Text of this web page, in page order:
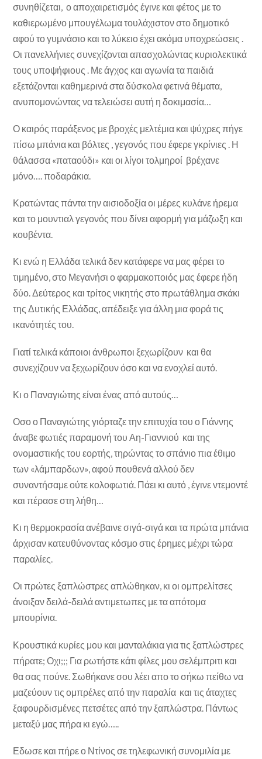
συνηθίζεται, ο αποχαιρετισμός έγινε και φέτος με το
καθιερωμένο μπουγέλωμα τουλάχιστον στο δημοτικό
αφού το γυμνάσιο και το λύκειο έχει ακόμα υποχρεώσεις .
Οι πανελλήνιες συνεχίζονται απασχολώντας κυριολεκτικά
τους υποψήφιους . Με άγχος και αγωνία τα παιδιά
εξετάζονται καθημερινά στα δύσκολα φετινά θέματα,
ανυπομονώντας να τελειώσει αυτή η δοκιμασία…
Ο καιρός παράξενος με βροχές μελτέμια και ψύχρες πήγε
πίσω μπάνια και βόλτες , γεγονός που έφερε γκρίνιες . Η
θάλασσα «παταούδι» και οι λίγοι τολμηροί βρέχανε
μόνο…. ποδαράκια.
Κρατώντας πάντα την αισιοδοξία οι μέρες κυλάνε ήρεμα
και το μουντιαλ γεγονός που δίνει αφορμή για μάζωξη και
κουβέντα.
Κι ενώ η Ελλάδα τελικά δεν κατάφερε να μας φέρει το
τιμημένο, στο Μεγανήσι ο φαρμακοποιός μας έφερε ήδη
δύο. Δεύτερος και τρίτος νικητής στο πρωτάθλημα σκάκι
της Δυτικής Ελλάδας, απέδειξε για άλλη μια φορά τις
ικανότητές του.
Γιατί τελικά κάποιοι άνθρωποι ξεχωρίζουν και θα
συνεχίζουν να ξεχωρίζουν όσο και να ενοχλεί αυτό.
Κι ο Παναγιώτης είναι ένας από αυτούς…
Οσο ο Παναγιώτης γιόρταζε την επιτυχία του ο Γιάννης
άναβε φωτιές παραμονή του Αη-Γιαννιού και της
ονομαστικής του εορτής, τηρώντας το σπάνιο πια έθιμο
των «λάμπαρδων», αφού πουθενά αλλού δεν
συναντήσαμε ούτε κολοφωτιά. Πάει κι αυτό , έγινε ντεμοντέ
και πέρασε στη λήθη…
Κι η θερμοκρασία ανέβαινε σιγά-σιγά και τα πρώτα μπάνια
άρχισαν κατευθύνοντας κόσμο στις έρημες μέχρι τώρα
παραλίες.
Οι πρώτες ξαπλώστρες απλώθηκαν, κι οι ομπρελίτσες
άνοιξαν δειλά-δειλά αντιμετωπες με τα απότομα
μπουρίνια.
Κρουστικά κυρίες μου και μανταλάκια για τις ξαπλώστρες
πήρατε; Οχι;;; Για ρωτήστε κάτι φίλες μου σελέμπριτι και
θα σας πούνε. Σωθήκανε σου λέει απο το σήκω πείθω να
μαζεύουν τις ομπρέλες από την παραλία και τις άταχτες
ξαφουρδισμένες πετσέτες από την ξαπλώστρα. Πάντως
μεταξύ μας πήρα κι εγώ…..
Εδωσε και πήρε ο Ντίνος σε τηλεφωνική συνομιλία με